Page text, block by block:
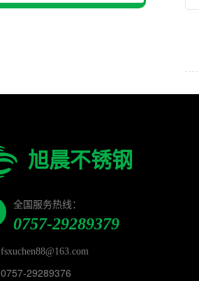
旭晨不锈钢
全国服务热线：
0757-29289379
fsxuchen88@163.com
0757-29289376